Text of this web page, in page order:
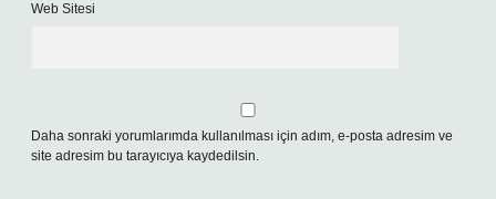
Web Sitesi
Daha sonraki yorumlarımda kullanılması için adım, e-posta adresim ve
site adresim bu tarayıcıya kaydedilsin.